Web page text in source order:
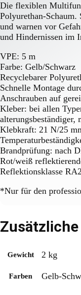
Die flexiblen
Polyurethan-Schaum.
und warnen vor
und Hindernissen im
VPE: 5 m
Farbe: Gelb/Schwarz
Recyclebarer
Schnelle Montage
Anschrauben auf
Kleber: bei allen
Klebkraft: 21 N/25
Brandprüfung: nach
Rot/weiß
Reflektionsklasse
*Nur für den
Gewicht 2 kg
Farben Gelb-